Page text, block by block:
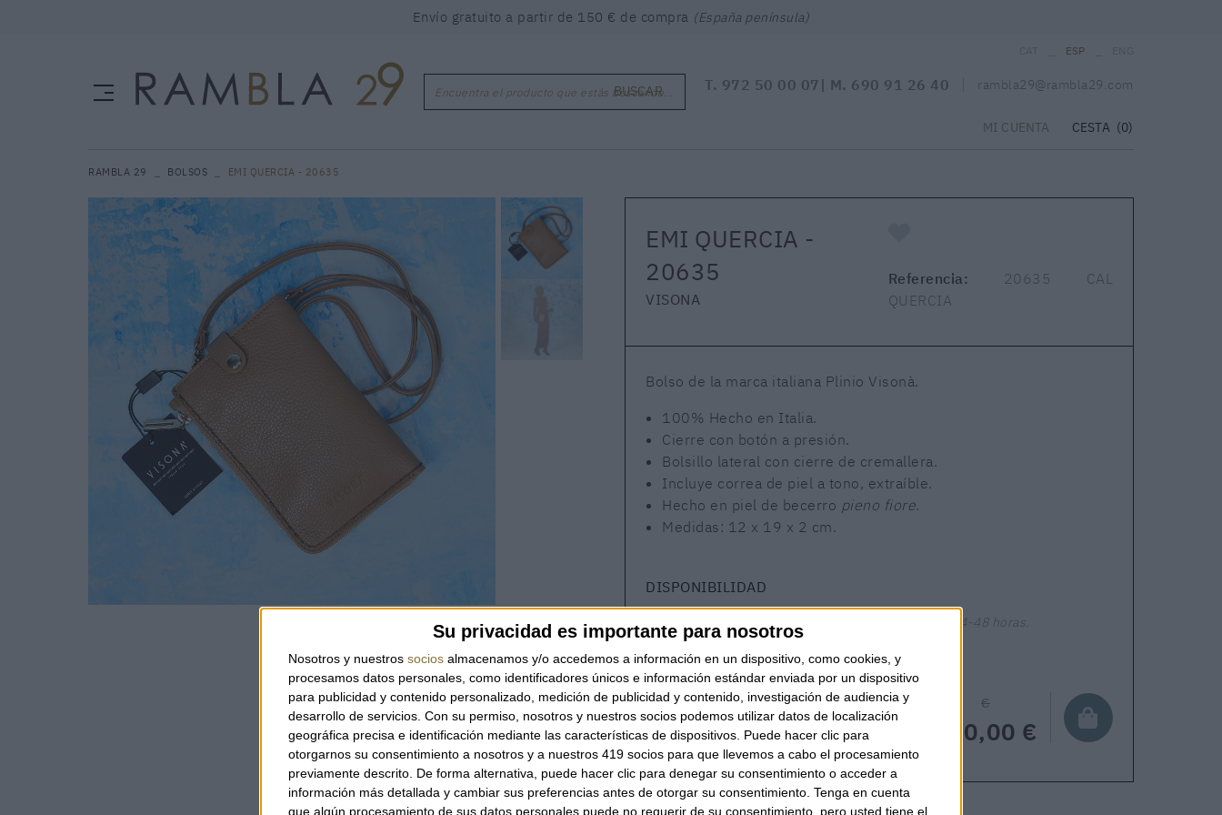
Su privacidad es importante para nosotros
Nosotros y nuestros socios almacenamos y/o accedemos a información en un dispositivo, como cookies, y
procesamos datos personales, como identificadores únicos e información estándar enviada por un dispositivo
para publicidad y contenido personalizado, medición de publicidad y contenido, investigación de audiencia y
desarrollo de servicios. Con su permiso, nosotros y nuestros socios podemos utilizar datos de localización
geográfica precisa e identificación mediante las características de dispositivos. Puede hacer clic para
otorgarnos su consentimiento a nosotros y a nuestros 419 socios para que llevemos a cabo el procesamiento
previamente descrito. De forma alternativa, puede hacer clic para denegar su consentimiento o acceder a
información más detallada y cambiar sus preferencias antes de otorgar su consentimiento. Tenga en cuenta
que algún procesamiento de sus datos personales puede no requerir de su consentimiento, pero usted tiene el
Envío gratuito a partir de 150 € de compra (España península)
Encuentra el producto que estás buscando...
BUSCAR
ESP
T. 972 50 00 07 | M. 690 91 26 40 rambla29@rambla29.com
MI CUENTA CESTA (0)
RAMBLA 29 BOLSOS EMI QUERCIA - 20635
EMI QUERCIA -
20635
VISONA
Referencia: 20635 CAL
QUERCIA
Bolso de la marca italiana Plinio Visonà.
100% Hecho en Italia.
Cierre con botón a presión.
Bolsillo lateral con cierre de cremallera.
Incluye correa de piel a tono, extraíble.
Hecho en piel de becerro pieno fiore.
Medidas: 12 x 19 x 2 cm.
DISPONIBILIDAD
Este producto está disponible Envío en 24-48 horas.
CANTIDAD
€
150,00 €